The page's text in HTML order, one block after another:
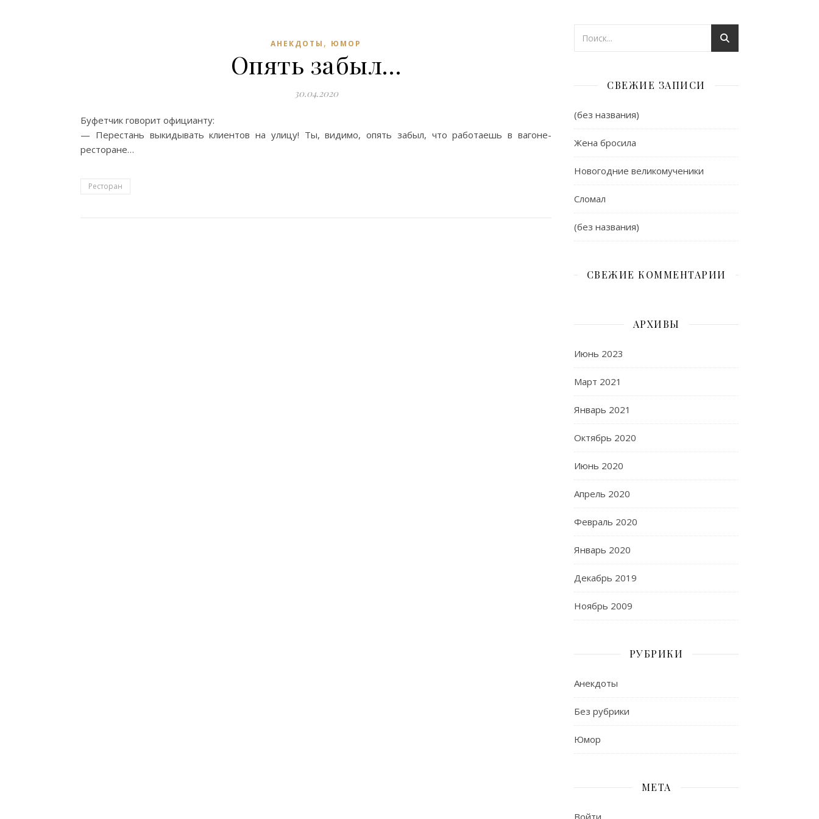
АНЕКДОТЫ , ЮМОР
Опять забыл…
30.04.2020
Буфетчик говорит официанту:
— Перестань выкидывать клиентов на улицу! Ты, видимо, опять забыл, что работаешь в вагоне-
ресторане…
Ресторан
СВЕЖИЕ ЗАПИСИ
(без названия)
Жена бросила
Новогодние великомученики
Сломал
(без названия)
СВЕЖИЕ КОММЕНТАРИИ
АРХИВЫ
Июнь 2023
Март 2021
Январь 2021
Октябрь 2020
Июнь 2020
Апрель 2020
Февраль 2020
Январь 2020
Декабрь 2019
Ноябрь 2009
РУБРИКИ
Анекдоты
Без рубрики
Юмор
МЕТА
Войти